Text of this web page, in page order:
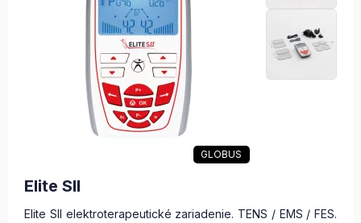
GLOBUS
Elite SII
Elite SII elektroterapeutické zariadenie. TENS / EMS / FES.